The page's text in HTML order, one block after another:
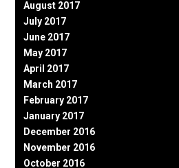
August 2017
July 2017
June 2017
May 2017
April 2017
March 2017
February 2017
January 2017
December 2016
November 2016
October 2016